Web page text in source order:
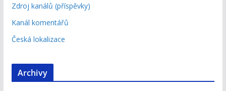
Zdroj kanálů (příspěvky)
Kanál komentářů
Česká lokalizace
Archivy